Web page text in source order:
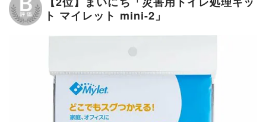
ト マイレット mini-2」